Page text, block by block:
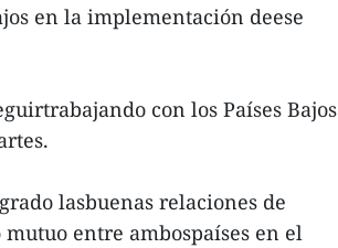
en la implementación deese
con los Países Bajos
lasbuenas relaciones de
entre ambospaíses en el